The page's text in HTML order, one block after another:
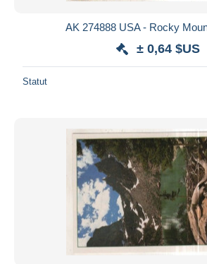
AK 274888 USA - Rocky
± 0,64 $US
Statut